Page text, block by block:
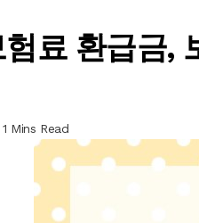
료 환급금,
1 Mins Read